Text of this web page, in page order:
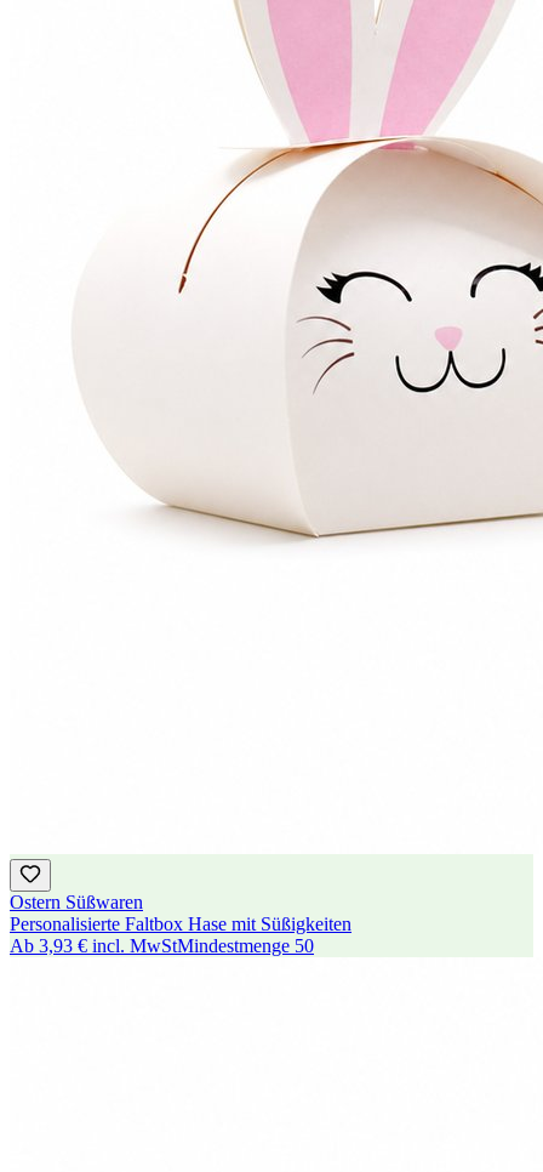
Ostern Süßwaren
Personalisierte Faltbox Hase mit Süßigkeiten
Ab 3,93 € incl. MwStMindestmenge 50